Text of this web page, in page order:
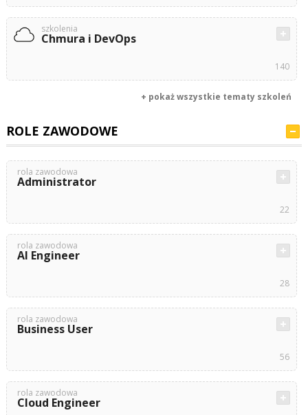
szkolenia
Chmura i DevOps
140
+ pokaż wszystkie tematy szkoleń
ROLE ZAWODOWE
rola zawodowa
Administrator
22
rola zawodowa
AI Engineer
28
rola zawodowa
Business User
56
rola zawodowa
Cloud Engineer